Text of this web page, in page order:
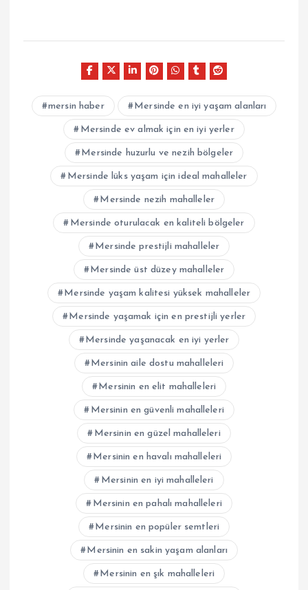
mersin haber Mersinde en iyi yaşam alanları
Mersinde ev almak için en iyi yerler
Mersinde huzurlu ve nezih bölgeler
Mersinde lüks yaşam için ideal mahalleler
Mersinde nezih mahalleler
Mersinde oturulacak en kaliteli bölgeler
Mersinde prestijli mahalleler
Mersinde üst düzey mahalleler
Mersinde yaşam kalitesi yüksek mahalleler
Mersinde yaşamak için en prestijli yerler
Mersinde yaşanacak en iyi yerler
Mersinin aile dostu mahalleleri
Mersinin en elit mahalleleri
Mersinin en güvenli mahalleleri
Mersinin en güzel mahalleleri
Mersinin en havalı mahalleleri
Mersinin en iyi mahalleleri
Mersinin en pahalı mahalleleri
Mersinin en popüler semtleri
Mersinin en sakin yaşam alanları
Mersinin en şık mahalleleri